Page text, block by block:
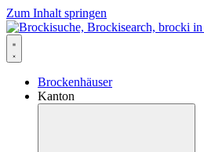
Zum Inhalt springen
Brockenhäuser
Kanton